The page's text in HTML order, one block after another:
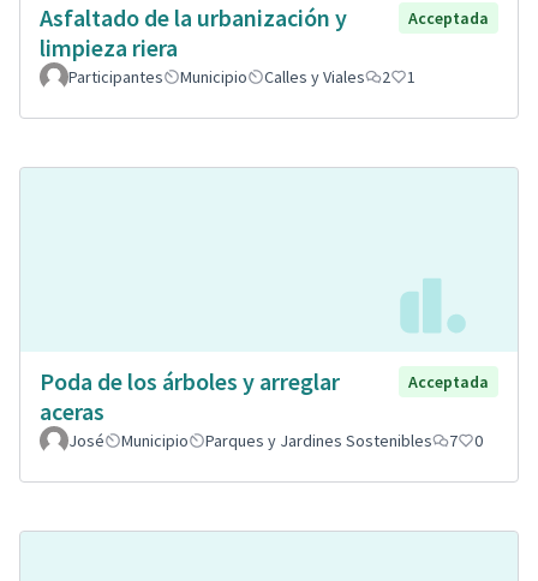
Asfaltado de la urbanización y
limpieza riera
Acceptada
Participantes Municipio Calles y Viales 2 1
Poda de los árboles y arreglar
aceras
Acceptada
José Municipio Parques y Jardines Sostenibles 7 0